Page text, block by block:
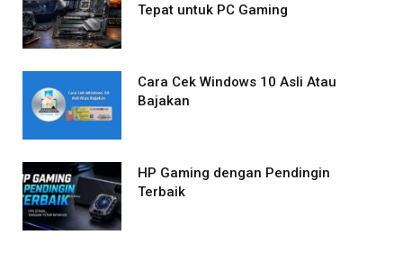
Tepat untuk PC Gaming
Cara Cek Windows 10 Asli Atau
Bajakan
HP Gaming dengan Pendingin
Terbaik